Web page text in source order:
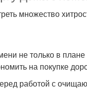
множество
не только в
на покупке
работой с